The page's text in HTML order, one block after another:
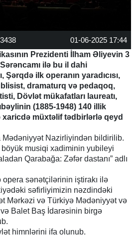
3438
01-06-2025 17:44
Prezidenti İlham Əliyevin 3
ilə bu il dahi
Şərqdə ilk operanın yaradıcısı,
dramaturq və pedaqoq,
Dövlət mükafatları laureatı,
(1885-1948) 140 illik
müxtəlif tədbirlərlə qeyd
Mədəniyyət Nazirliyindən bildirilib.
böyük musiqi xadiminin yubileyi
Qarabağa: Zəfər dastanı” adlı
sənətçilərinin iştirakı ilə
səfirliyimizin nəzdindəki
Mərkəzi və Türkiyə Mədəniyyət və
Balet Baş İdarəsinin birgə
himnlərini ifa olunub.